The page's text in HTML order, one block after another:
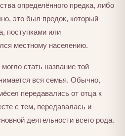
определённого предка, либо
это был предок, который
поступками или
местному населению.
стать название той
вся семья. Обычно,
передавались от отца к
с тем, передавалась и
деятельности всего рода.